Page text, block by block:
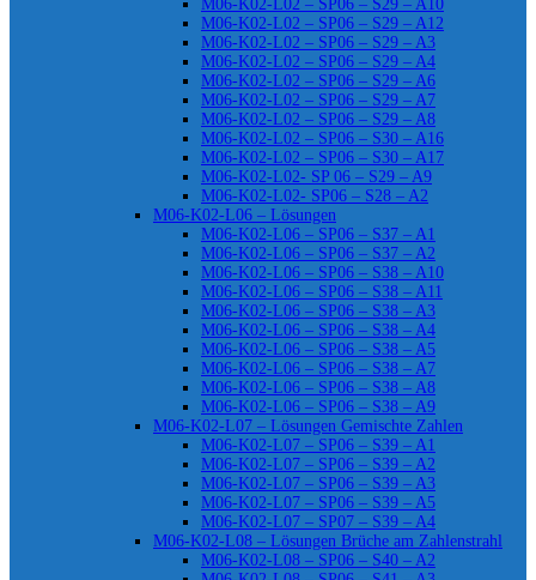
M06-K02-L02 – SP06 – S29 – A10
M06-K02-L02 – SP06 – S29 – A12
M06-K02-L02 – SP06 – S29 – A3
M06-K02-L02 – SP06 – S29 – A4
M06-K02-L02 – SP06 – S29 – A6
M06-K02-L02 – SP06 – S29 – A7
M06-K02-L02 – SP06 – S29 – A8
M06-K02-L02 – SP06 – S30 – A16
M06-K02-L02 – SP06 – S30 – A17
M06-K02-L02- SP 06 – S29 – A9
M06-K02-L02- SP06 – S28 – A2
M06-K02-L06 – Lösungen
M06-K02-L06 – SP06 – S37 – A1
M06-K02-L06 – SP06 – S37 – A2
M06-K02-L06 – SP06 – S38 – A10
M06-K02-L06 – SP06 – S38 – A11
M06-K02-L06 – SP06 – S38 – A3
M06-K02-L06 – SP06 – S38 – A4
M06-K02-L06 – SP06 – S38 – A5
M06-K02-L06 – SP06 – S38 – A7
M06-K02-L06 – SP06 – S38 – A8
M06-K02-L06 – SP06 – S38 – A9
M06-K02-L07 – Lösungen Gemischte Zahlen
M06-K02-L07 – SP06 – S39 – A1
M06-K02-L07 – SP06 – S39 – A2
M06-K02-L07 – SP06 – S39 – A3
M06-K02-L07 – SP06 – S39 – A5
M06-K02-L07 – SP07 – S39 – A4
M06-K02-L08 – Lösungen Brüche am Zahlenstrahl
M06-K02-L08 – SP06 – S40 – A2